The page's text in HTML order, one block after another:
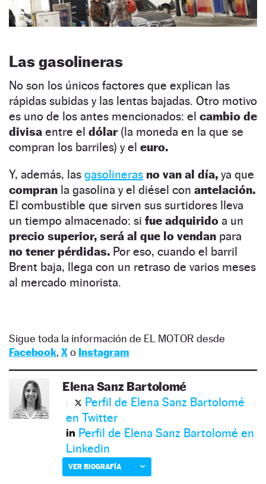
Las gasolineras
No son los únicos factores que explican las
rápidas subidas y las lentas bajadas. Otro motivo
es uno de los antes mencionados: el cambio de
divisa entre el dólar (la moneda en la que se
compran los barriles) y el euro.
Y, además, las gasolineras no van al día, ya que
compran la gasolina y el diésel con antelación.
El combustible que sirven sus surtidores lleva
un tiempo almacenado: si fue adquirido a un
precio superior, será al que lo vendan para
no tener pérdidas. Por eso, cuando el barril
Brent baja, llega con un retraso de varios meses
al mercado minorista.
Sigue toda la información de EL MOTOR desde
Facebook, Xo Instagram
Elena Sanz Bartolomé
Perfil de Elena Sanz Bartolomé
en Twitter
Perfil de Elena Sanz Bartolomé en
Linkedin
VER BIOGRAFÍA